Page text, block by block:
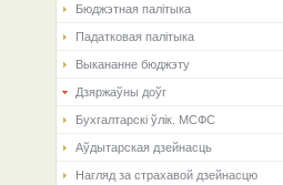
Бюджэтная палiтыка
Падатковая палітыка
Выкананне бюджэту
Дзяржаўны доўг
Бухгалтарскі ўлік. МСФС
Аўдытарская дзейнасць
Нагляд за страхавой дзейнасцю